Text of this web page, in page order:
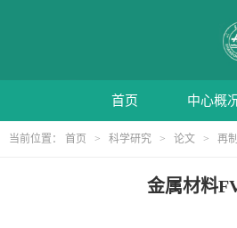
首页 中心概
当前位置： 首页 > 科学研究 > 论文 > 再
金属材料